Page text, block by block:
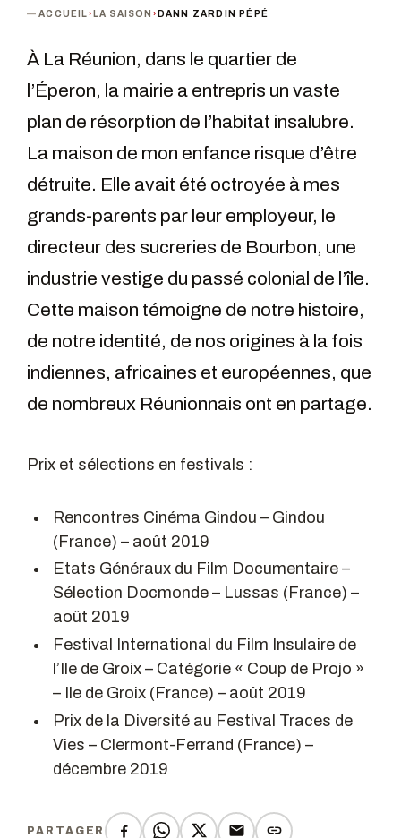
ACCUEIL› LA SAISON › DANN ZARDIN PÉPÉ
À La Réunion, dans le quartier de
l’Éperon, la mairie a entrepris un vaste
plan de résorption de l’habitat insalubre.
La maison de mon enfance risque d’être
détruite. Elle avait été octroyée à mes
grands-parents par leur employeur, le
directeur des sucreries de Bourbon, une
industrie vestige du passé colonial de l’île.
Cette maison témoigne de notre histoire,
de notre identité, de nos origines à la fois
indiennes, africaines et européennes, que
de nombreux Réunionnais ont en partage.
Prix et sélections en festivals :
Rencontres Cinéma Gindou – Gindou
(France) – août 2019
Etats Généraux du Film Documentaire –
Sélection Docmonde – Lussas (France) –
août 2019
Festival International du Film Insulaire de
l’Ile de Groix – Catégorie « Coup de Projo »
– Ile de Groix (France) – août 2019
Prix de la Diversité au Festival Traces de
Vies – Clermont-Ferrand (France) –
décembre 2019
PARTAGER